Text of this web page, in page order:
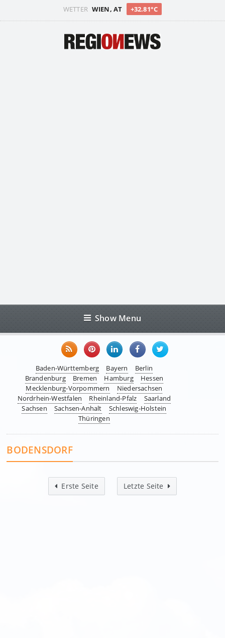
WETTER WIEN, AT +32.81°C
Show Menu
Baden-Württemberg Bayern
Berlin
Brandenburg
Bremen Hamburg
Hessen
Mecklenburg-Vorpommern
Niedersachsen
Nordrhein-Westfalen
Rheinland-Pfalz
Saarland
Sachsen
Sachsen-Anhalt
Schleswig-Holstein
Thüringen
BODENSDORF
Erste Seite Letzte Seite